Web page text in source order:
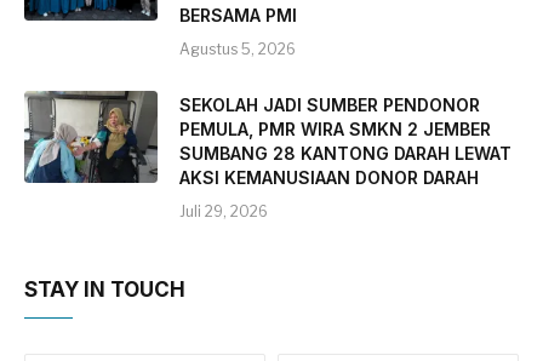
BERSAMA PMI
Agustus 5, 2026
SEKOLAH JADI SUMBER PENDONOR
PEMULA, PMR WIRA SMKN 2 JEMBER
SUMBANG 28 KANTONG DARAH LEWAT
AKSI KEMANUSIAAN DONOR DARAH
Juli 29, 2026
STAY IN TOUCH